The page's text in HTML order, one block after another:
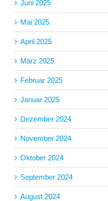
Juni 2025
Mai 2025
April 2025
März 2025
Februar 2025
Januar 2025
Dezember 2024
November 2024
Oktober 2024
September 2024
August 2024